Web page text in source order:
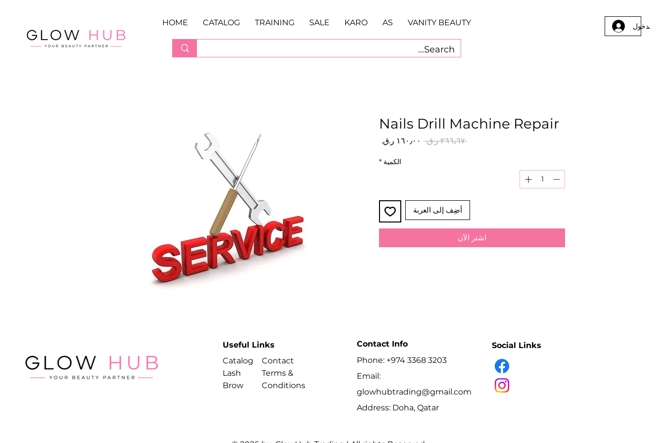
HOME CATALOG TRAINING SALE KARO AS VANITY BEAUTY الدخول
Nails Drill Machine Repair
‏٢٦٦٫٦٧ ر.ق.‏
سعر
الكمية *
أضِف إلى العربة
اشترِ الآن
Useful Links
Catalog
Lash
Brow
Contact
Terms &
Conditions
Contact Info
Phone: +974 3368 3203
Email:
glowhubtrading@gmail.com
Address: Doha, Qatar
Social Links